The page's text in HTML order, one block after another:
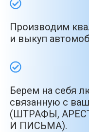
Производим
и выкуп
Берем на себя
связанную с
(ШТРАФЫ,
И ПИСЬМА).